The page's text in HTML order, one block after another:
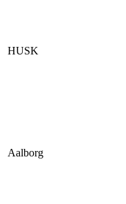
HUSK
Aalborg